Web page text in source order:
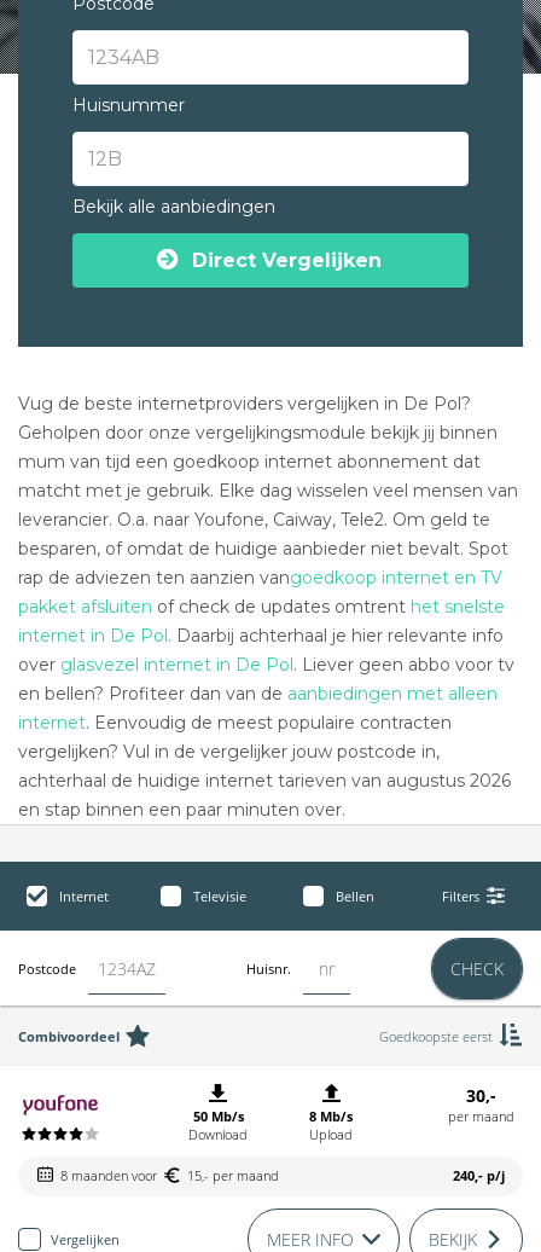
Huisnummer
Bekijk alle aanbiedingen
Direct Vergelijken
Vug de beste internetproviders vergelijken in De Pol?
Geholpen door onze vergelijkingsmodule bekijk jij binnen
mum van tijd een goedkoop internet abonnement dat
matcht met je gebruik. Elke dag wisselen veel mensen van
leverancier. O.a. naar Youfone, Caiway, Tele2. Om geld te
besparen, of omdat de huidige aanbieder niet bevalt. Spot
rap de adviezen ten aanzien vangoedkoop internet en TV
pakket afsluiten of check de updates omtrent het snelste
internet in De Pol. Daarbij achterhaal je hier relevante info
over glasvezel internet in De Pol. Liever geen abbo voor tv
en bellen? Profiteer dan van de aanbiedingen met alleen
internet. Eenvoudig de meest populaire contracten
vergelijken? Vul in de vergelijker jouw postcode in,
achterhaal de huidige internet tarieven van augustus 2026
en stap binnen een paar minuten over.
Internet Televisie Bellen Filters
Postcode Huisnr. CHECK
Combivoordeel Goedkoopste eerst
50 Mb/s
Download
8 Mb/s
Upload
30,-
per maand
8 maanden voor 15,- per maand 240,- p/j
Vergelijken MEER INFO BEKIJK